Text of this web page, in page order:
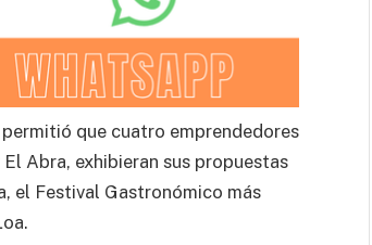
que cuatro emprendedores
Abra, exhibieran sus propuestas
el Festival Gastronómico más